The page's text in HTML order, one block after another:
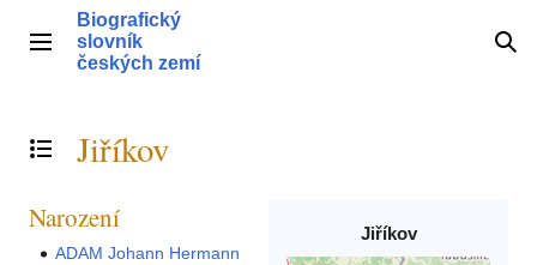
obsahHlavní menu
Biografický
slovník
českých zemí
Přepnout obsah
Jiříkov
Jiříkov
Narození
ADAM Johann Hermann